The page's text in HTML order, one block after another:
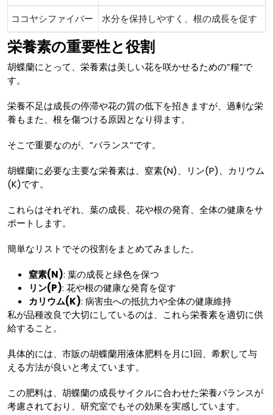
ココヤシファイバー 水分を保持しやすく、根の成長を促す
栄養素の重要性と役割
胡蝶蘭にとって、栄養素は美しい花を咲かせるための”糧”で
す。
栄養不足は成長の停滞や花の質の低下を招きますが、過剰な栄
養もまた、根を傷つける原因となり得ます。
そこで重要なのが、”バランス”です。
胡蝶蘭に必要な主要な栄養素は、窒素(N)、リン(P)、カリウム
(K)です。
これらはそれぞれ、葉の成長、花や根の発育、全体の健康をサ
ポートします。
簡単なリストでその役割をまとめてみました。
窒素(N): 葉の成長と緑色を保つ
リン(P): 花や根の健康な発育を促す
カリウム(K): 病害虫への抵抗力や全体の健康維持
私が品種改良で大切にしているのは、これら栄養素を適切に供
給すること。
具体的には、市販の胡蝶蘭用液体肥料を月に1回、希釈して与
える方法が良いと考えています。
この肥料は、胡蝶蘭の成長サイクルに合わせた栄養バランスが
考慮されており、研究室でもその効果を実感しています。